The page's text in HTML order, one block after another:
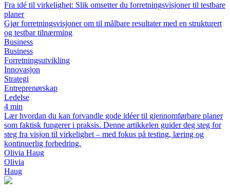
Fra idé til virkelighet: Slik omsetter du forretningsvisjoner til testbare
planer
Gjør forretningsvisjoner om til målbare resultater med en strukturert
og testbar tilnærming
Business
Business
Forretningsutvikling
Innovasjon
Strategi
Entreprenørskap
Ledelse
4 min
Lær hvordan du kan forvandle gode idéer til gjennomførbare planer
som faktisk fungerer i praksis. Denne artikkelen guider deg steg for
steg fra visjon til virkelighet – med fokus på testing, læring og
kontinuerlig forbedring.
Olivia Haug
Olivia
Haug